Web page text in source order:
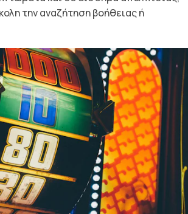
την αναζήτηση βοήθειας ή